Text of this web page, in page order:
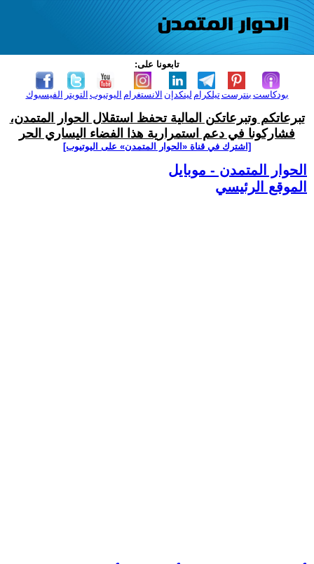
تابعونا على:
الفيسبوك التويتر اليوتيوب الانستغرام لينكدإن تيلكرامبنترست بودكاست
تبرعاتكم وتبرعاتكن المالية تحفظ استقلال الحوار المتمدن،
فشاركونا في دعم استمرارية هذا الفضاء اليساري الحر
[اشترك في قناة ‫«الحوار المتمدن» على اليوتيوب]
الحوار المتمدن - موبايل
الموقع الرئيسي